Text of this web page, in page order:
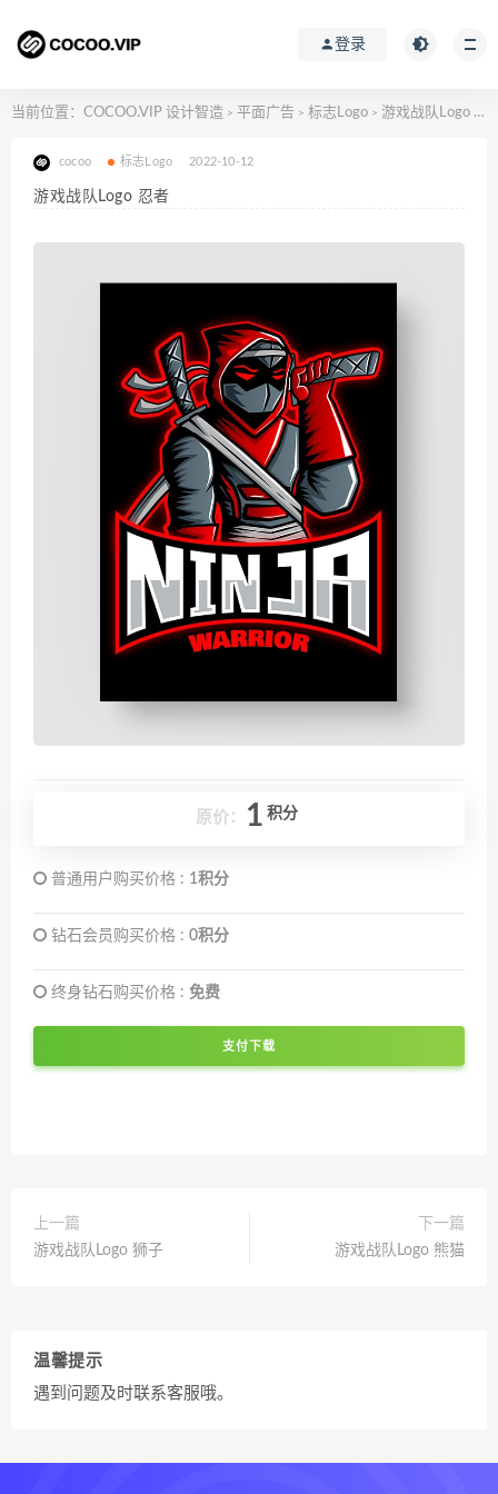
登录
当前位置： COCOO.VIP 设计智造 > 平面广告 > 标志Logo > 游戏战队Logo 忍者
cocoo 标志Logo 2022-10-12
游戏战队Logo 忍者
原价： 1 积分
普通用户购买价格 : 1积分
钻石会员购买价格 : 0积分
终身钻石购买价格 : 免费
支付下载
上一篇
游戏战队Logo 狮子
下一篇
游戏战队Logo 熊猫
温馨提示
遇到问题及时联系客服哦。